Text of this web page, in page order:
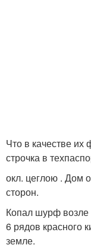
Что в качестве их
строчка в
окл. цеглою . Дом
сторон.
Копал шурф возле
6 рядов красного
земле.